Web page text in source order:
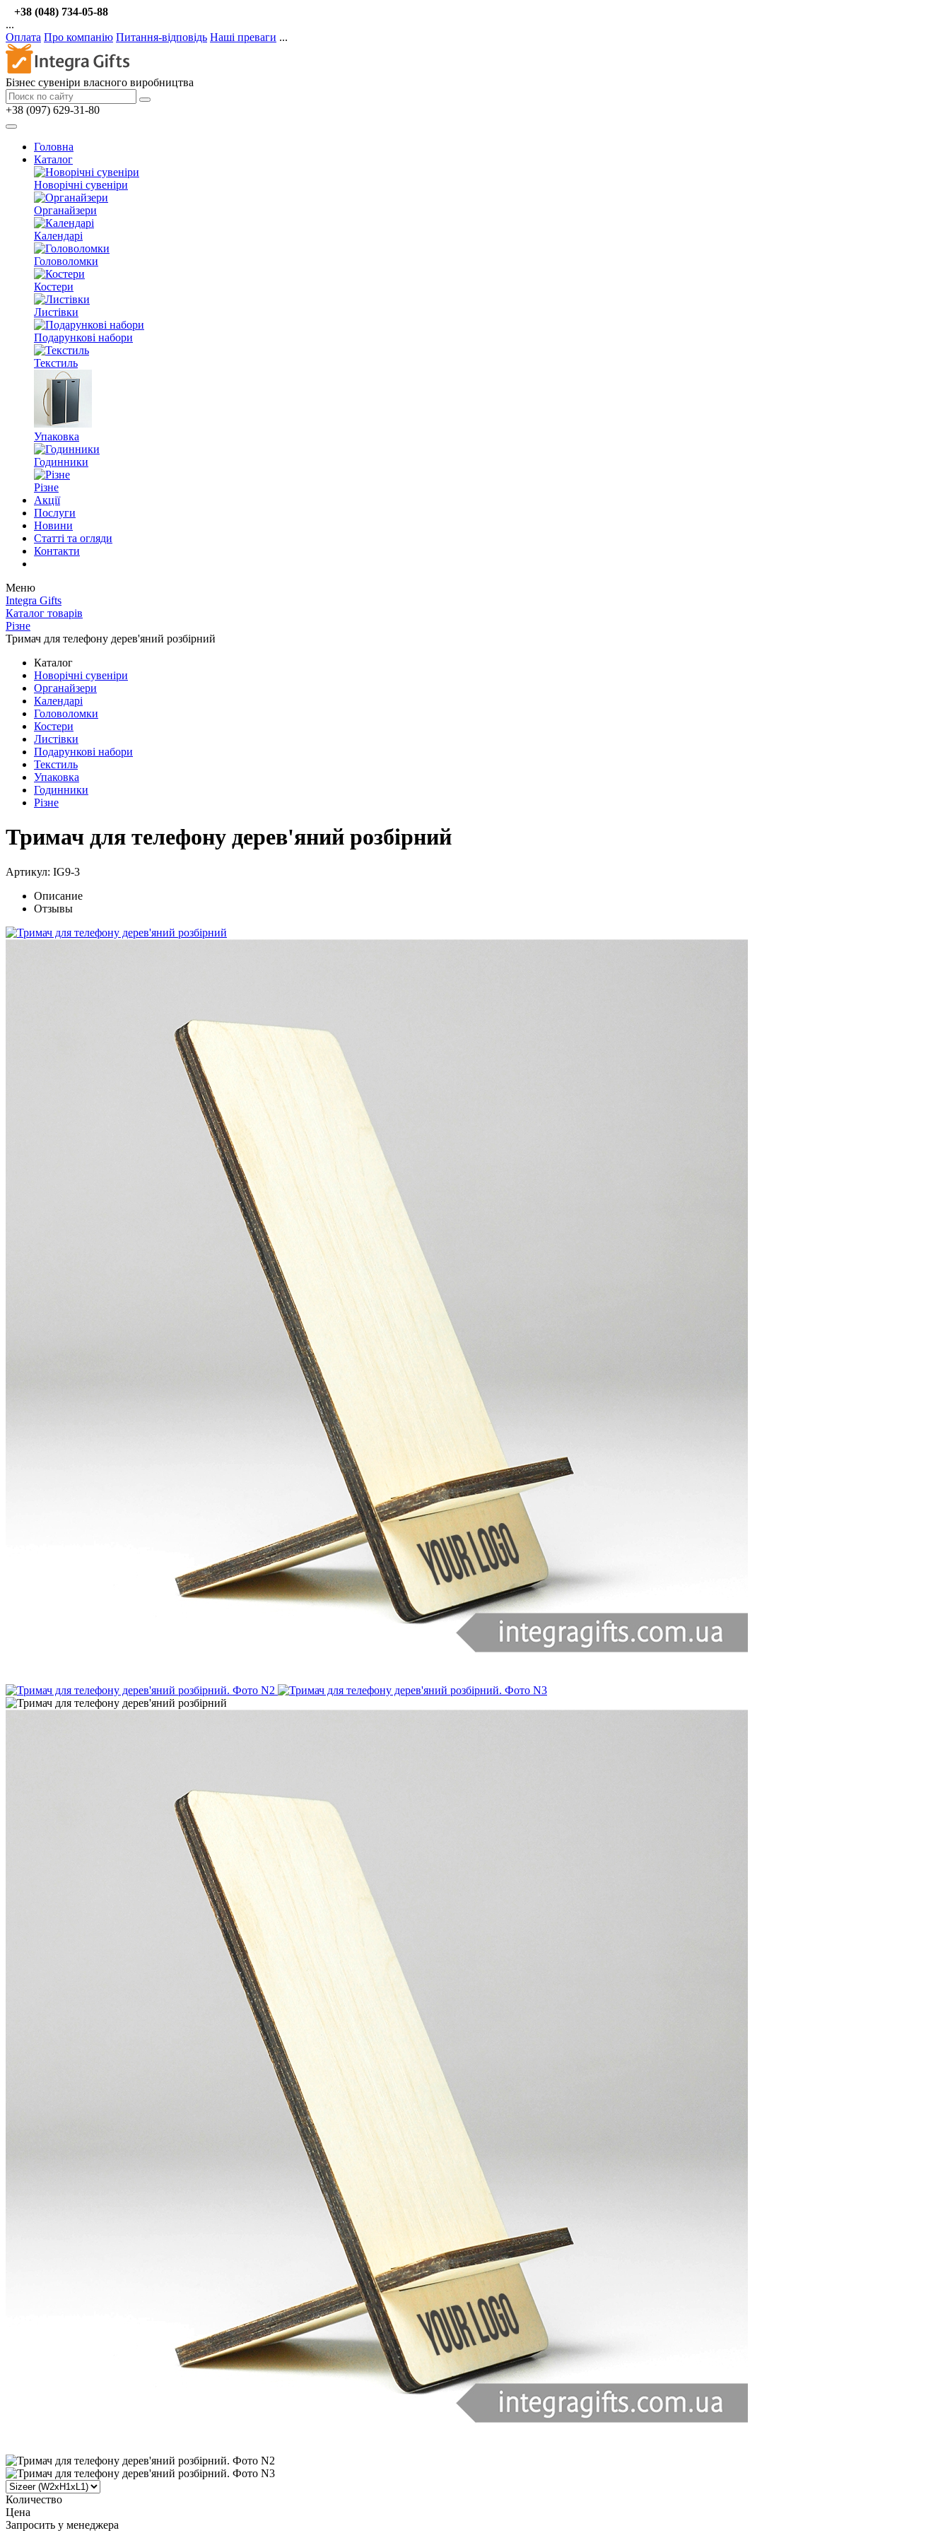
+38 (048) 734-05-88
...
Оплата Про компанію Питання-відповідь Наші преваги ...
Бізнес сувеніри власного виробництва
+38 (097) 629-31-80
Головна
Каталог
Новорічні сувеніри
Органайзери
Календарі
Головоломки
Костери
Листівки
Подарункові набори
Текстиль
Упаковка
Годинники
Різне
Акції
Послуги
Новини
Статті та огляди
Контакти
Меню
Integra Gifts
Каталог товарів
Різне
Тримач для телефону дерев'яний розбірний
Каталог
Новорічні сувеніри
Органайзери
Календарі
Головоломки
Костери
Листівки
Подарункові набори
Текстиль
Упаковка
Годинники
Різне
Тримач для телефону дерев'яний розбірний
Артикул: IG9-3
Описание
Отзывы
Количество
Цена
Запросить у менеджера